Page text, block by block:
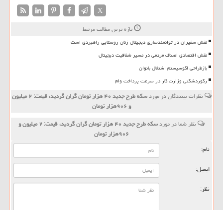
X
تازه ترین مطالب مرتبط
نقش سفیران در توانمندسازی دیجیتال زنان روستایی راهبردی است
نقش اقتصادی اصناف مردمی در مسیر شفافیت دیجیتال
بازطراحی اکوسیستم اشتغال بانوان
رکوردشکنی وزارت کار در سرعت پرداخت وام
نظرات بینندگان در مورد
سكه طرح جدید ۴۰ هزار تومان گران گردید، قیمت: ۲ میلیون
و ۹۰۶هزار تومان
نظر شما در مورد
سكه طرح جدید ۴۰ هزار تومان گران گردید، قیمت: ۲ میلیون و
۹۰۶هزار تومان
نام:
ایمیل:
نظر: